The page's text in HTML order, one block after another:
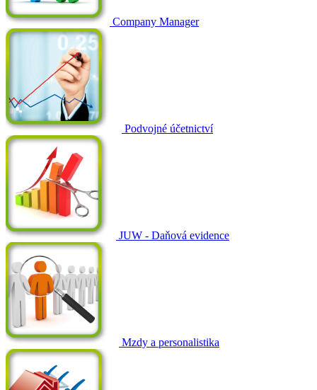
Company Manager
Podvojné účetnictví
JUW - Daňová evidence
Mzdy a personalistika